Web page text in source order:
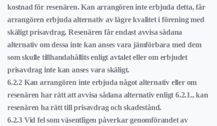
kostnad för resenären. Kan arrangören inte erbjuda detta, får
arrangören erbjuda alternativ av lägre kvalitet i förening med
skäligt prisavdrag. Resenären får endast avvisa sådana
alternativ om dessa inte kan anses vara jämförbara med dem
som skulle tillhandahållits enligt avtalet eller om erbjudet
prisavdrag inte kan anses vara skäligt.
6.2.2 Kan arrangören inte erbjuda något alternativ eller om
resenären har rätt att avvisa sådana alternativ enligt 6.2.1., kan
resenären ha rätt till prisavdrag och skadestånd.
6.2.3 Vid fel som väsentligen påverkar genomförandet av